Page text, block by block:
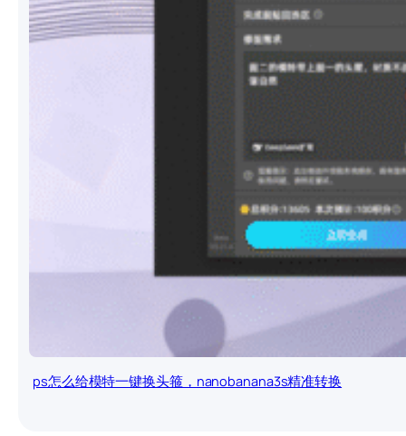
ps怎么给模特一键换头箍，nanobanana3s精准转换